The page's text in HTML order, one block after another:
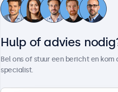
Hulp of advies
Bel ons of stuur een bericht en
specialist.